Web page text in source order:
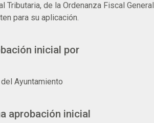
Tributaria, de la Ordenanza Fiscal
para su aplicación.
inicial por
Ayuntamiento
aprobación inicial